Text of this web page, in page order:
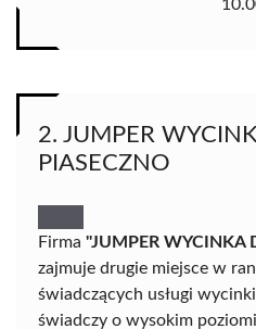
2. JUMPER
PIASECZNO
Firma "JUMPER WYCINKA
zajmuje drugie miejsce w
świadczących usługi
świadczy o wysokim